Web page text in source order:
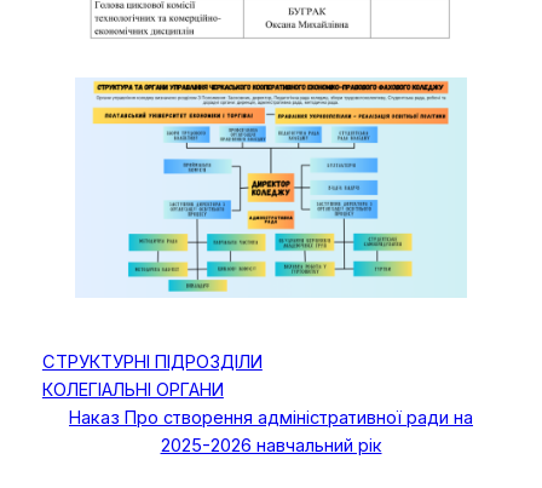
СТРУКТУРНІ ПІДРОЗДІЛИ
КОЛЕГІАЛЬНІ ОРГАНИ
Наказ Про створення адміністративної ради на
2025-2026 навчальний рік